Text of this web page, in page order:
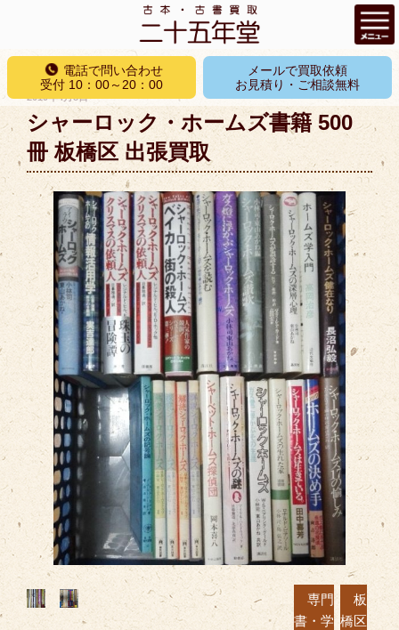
コ
テ
ン
ツ
へ
ス
キ
プ
電話で問い合わせ
受付 10：00～20：00
メールで買取依頼
お見積り・ご相談無料
稿
日:
2019年4月8日
シャーロック・ホームズ書籍 500
冊 板橋区 出張買取
専門
書・学
板
橋区